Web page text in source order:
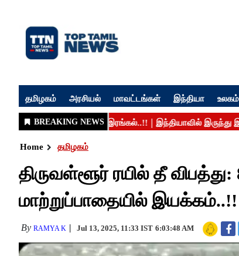
தமிழகம் அரசியல் மாவட்டங்கள் இந்தியா உலகம்
Home தமிழகம்
திருவள்ளூர் ரயில் தீ
மாற்றுப்பாதையில் இயக்கம்..!!
By RAMYA K Jul 13, 2025, 11:33 IST 6:03:48 AM